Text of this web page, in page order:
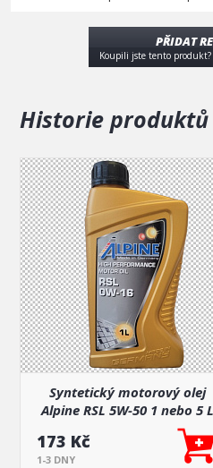
PŘIDAT
Koupili jste tento
Historie produktů
Syntetický motorový olej
Alpine RSL 5W-50 1 nebo 5 L
173 Kč
1-3 DNY